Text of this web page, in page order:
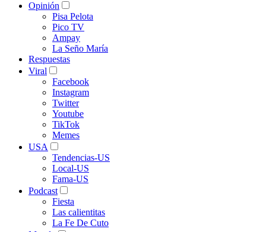
Opinión
Pisa Pelota
Pico TV
Ampay
La Seño María
Respuestas
Viral
Facebook
Instagram
Twitter
Youtube
TikTok
Memes
USA
Tendencias-US
Local-US
Fama-US
Podcast
Fiesta
Las calientitas
La Fe De Cuto